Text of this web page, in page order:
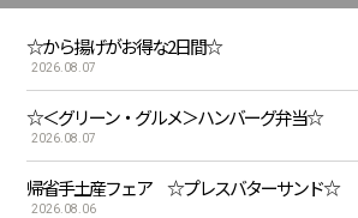
☆から揚げがお得な2日間☆
2026.08.07
☆＜グリーン・グルメ＞ハンバーグ弁当☆
2026.08.07
帰省手土産フェア ☆プレスバターサンド☆
2026.08.06